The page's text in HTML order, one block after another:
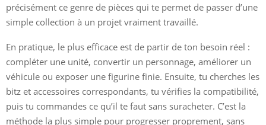
précisément ce genre de pièces qui te permet de passer d’une
simple collection à un projet vraiment travaillé.
En pratique, le plus efficace est de partir de ton besoin réel :
compléter une unité, convertir un personnage, améliorer un
véhicule ou exposer une figurine finie. Ensuite, tu cherches les
bitz et accessoires correspondants, tu vérifies la compatibilité,
puis tu commandes ce qu’il te faut sans suracheter. C’est la
méthode la plus simple pour progresser proprement, sans